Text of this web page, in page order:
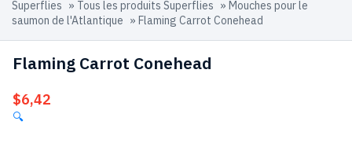
Superflies » Tous les produits Superflies » Mouches pour le
saumon de l'Atlantique » Flaming Carrot Conehead
Flaming Carrot Conehead
$6,42
🔍